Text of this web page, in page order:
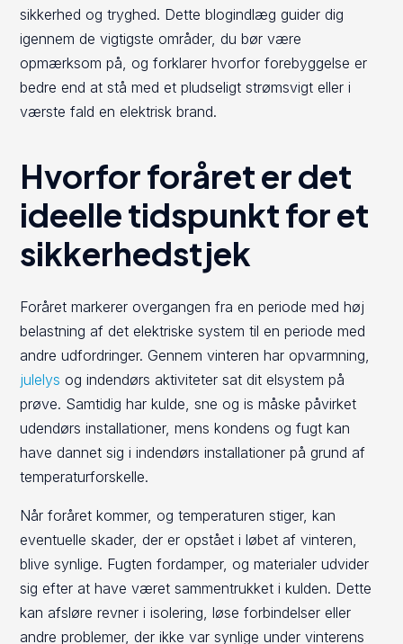
sikkerhed og tryghed. Dette blogindlæg guider dig
igennem de vigtigste områder, du bør være
opmærksom på, og forklarer hvorfor forebyggelse er
bedre end at stå med et pludseligt strømsvigt eller i
værste fald en elektrisk brand.
Hvorfor foråret er det
ideelle tidspunkt for et
sikkerhedstjek
Foråret markerer overgangen fra en periode med høj
belastning af det elektriske system til en periode med
andre udfordringer. Gennem vinteren har opvarmning,
julelys og indendørs aktiviteter sat dit elsystem på
prøve. Samtidig har kulde, sne og is måske påvirket
udendørs installationer, mens kondens og fugt kan
have dannet sig i indendørs installationer på grund af
temperaturforskelle.
Når foråret kommer, og temperaturen stiger, kan
eventuelle skader, der er opstået i løbet af vinteren,
blive synlige. Fugten fordamper, og materialer udvider
sig efter at have været sammentrukket i kulden. Dette
kan afsløre revner i isolering, løse forbindelser eller
andre problemer, der ikke var synlige under vinterens